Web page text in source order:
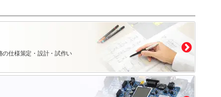
仕様策定・設計・試作い